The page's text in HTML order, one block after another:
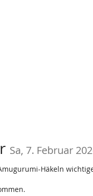
Sa, 7. Februar
Häkeln